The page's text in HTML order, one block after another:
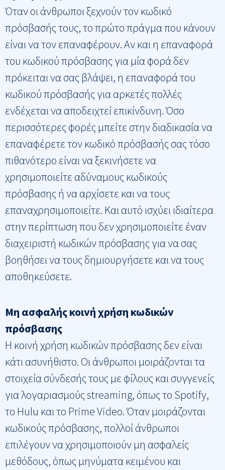
Όταν οι άνθρωποι ξεχνούν τον κωδικό
πρόσβασής τους, το πρώτο πράγμα που κάνουν
είναι να τον επαναφέρουν. Αν και η επαναφορά
του κωδικού πρόσβασης για μία φορά δεν
πρόκειται να σας βλάψει, η επαναφορά του
κωδικού πρόσβασής για αρκετές πολλές
ενδέχεται να αποδειχτεί επικίνδυνη. Όσο
περισσότερες φορές μπείτε στην διαδικασία να
επαναφέρετε τον κωδικό πρόσβασής σας τόσο
πιθανότερο είναι να ξεκινήσετε να
χρησιμοποιείτε αδύναμους κωδικούς
πρόσβασης ή να αρχίσετε και να τους
επαναχρησιμοποιείτε. Και αυτό ισχύει ιδιαίτερα
στην περίπτωση που δεν χρησιμοποιείτε έναν
διαχειριστή κωδικών πρόσβασης για να σας
βοηθήσει να τους δημιουργήσετε και να τους
αποθηκεύσετε.
Μη ασφαλής κοινή χρήση κωδικών
πρόσβασης
Η κοινή χρήση κωδικών πρόσβασης δεν είναι
κάτι ασυνήθιστο. Οι άνθρωποι μοιράζονται τα
στοιχεία σύνδεσής τους με φίλους και συγγενείς
για λογαριασμούς streaming, όπως το Spotify,
το Hulu και το Prime Video. Όταν μοιράζονται
κωδικούς πρόσβασης, πολλοί άνθρωποι
επιλέγουν να χρησιμοποιούν μη ασφαλείς
μεθόδους, όπως μηνύματα κειμένου και